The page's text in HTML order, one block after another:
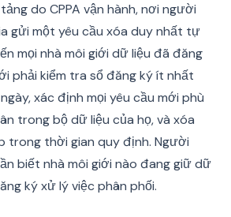
do CPPA vận hành, nơi người
gửi một yêu cầu xóa duy nhất tự
mọi nhà môi giới dữ liệu đã đăng
phải kiểm tra sổ đăng ký ít nhất
xác định mọi yêu cầu mới phù
trong bộ dữ liệu của họ, và xóa
trong thời gian quy định. Người
biết nhà môi giới nào đang giữ dữ
ký xử lý việc phân phối.